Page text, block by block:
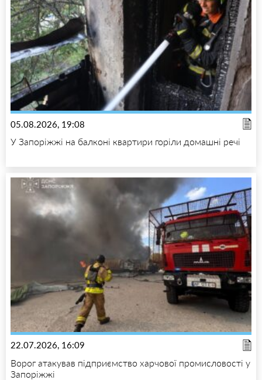
05.08.2026, 19:08
У Запоріжжі на балконі квартири горіли домашні речі
22.07.2026, 16:09
Ворог атакував підприємство харчової промисловості у
Запоріжжі